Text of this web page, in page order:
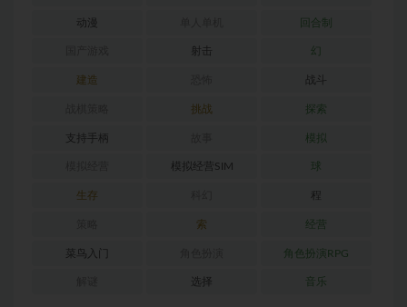
动漫 回合制
射击 幻
建造 战斗
挑战 探索
支持手柄 模拟
模拟经营SIM 球
生存 程
索 经营
菜鸟入门 角色扮演RPG
选择 音乐